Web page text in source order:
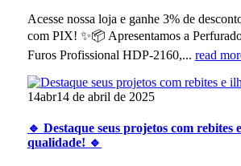
Acesse nossa loja e ganhe 3% de
com PIX! ✨📦 Apresentamos a
Furos Profissional HDP-2160,... read
14abr14 de abril de 2025
🔹 Destaque seus projetos com rebites
qualidade! 🔹